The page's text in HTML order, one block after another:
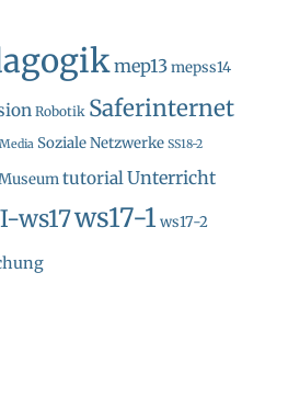
mep13mepss14
Robotik Saferinternet
Soziale Netzwerke SS18-2
tutorialUnterricht
ws17ws17-1 ws17-2